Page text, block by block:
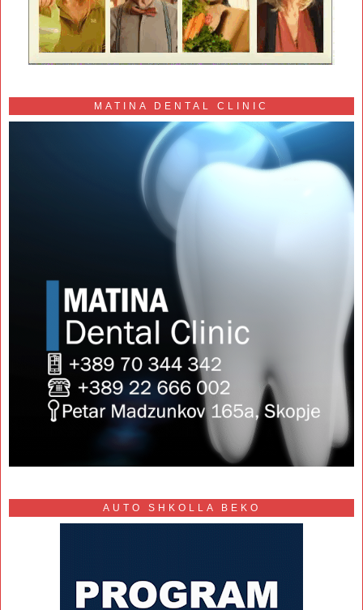
MATINA DENTAL CLINIC
AUTO SHKOLLA BEKO